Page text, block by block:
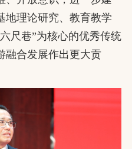
地理论研究、教育教学
尺巷”为核心的优秀传统
融合发展作出更大贡